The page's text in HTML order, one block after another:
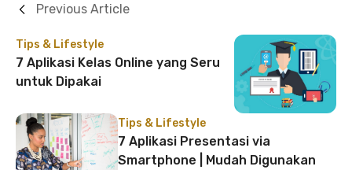
Tips & Lifestyle
7 Aplikasi Kelas Online yang Seru
untuk Dipakai
Previous Article
Tips & Lifestyle
7 Aplikasi Presentasi via
Smartphone | Mudah Digunakan